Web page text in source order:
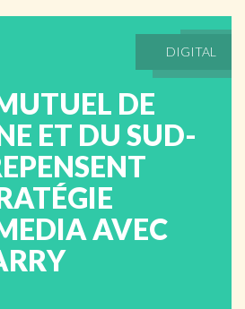
DIGITAL
DE
ET DU SUD-
AVEC